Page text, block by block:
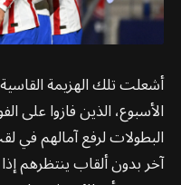
الأسبوع، الذين فازوا على
البطولات لرفع آمالهم في
آخر بدون ألقاب ينتظرهم